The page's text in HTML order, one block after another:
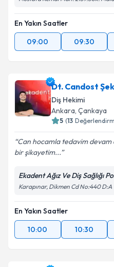
En Yakın Saatler
09:00
09:30
Dt. Candost
Diş Hekimi
Ankara, Çankaya
5 (13
Can hocamla tedavim
bir şikayetim...
Ekadent Ağız Ve Diş Sağlığı
Karapınar, Dikmen Cd No:440 D:A
En Yakın Saatler
10:00
10:30